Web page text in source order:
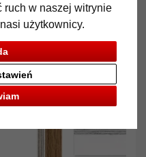
ruch w naszej witrynie
użytkownicy.